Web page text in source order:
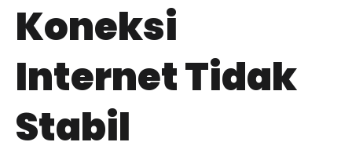
Koneksi
Internet Tidak
Stabil